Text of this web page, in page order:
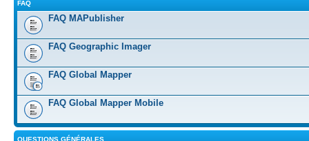
FAQ
FAQ MAPublisher
FAQ Geographic Imager
FAQ Global Mapper
FAQ Global Mapper Mobile
QUESTIONS GÉNÉRALES